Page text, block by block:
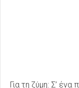
Για τη ζύμη: Σ’ ένα